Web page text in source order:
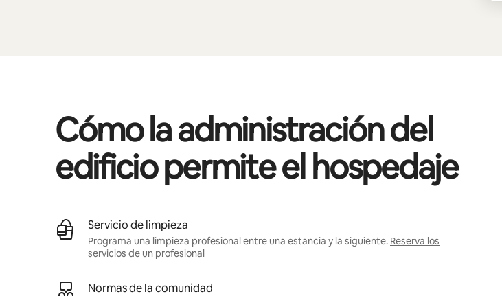
Cómo la administración del
edificio permite el hospedaje
Servicio de limpieza
Programa una limpieza profesional entre una estancia y la siguiente. Reserva los
servicios de un profesional
Normas de la comunidad